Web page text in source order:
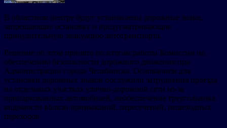
В областном центре будут установлены дорожные знаки,
запрещающие остановку и предусматривающие
принудительную эвакуацию автотранспорта.
Решение об этом принято по итогам работы Комиссии по
обеспечению безопасности дорожного движения при
Администрации города Челябинска. Основанием для
установки дорожных знаков послужили затруднения проезда
на отдельных участках улично-дорожной сети из-за
припаркованных автомобилей, необеспечение треугольника
видимости вблизи примыканий, пересечений, пешеходных
переходов.